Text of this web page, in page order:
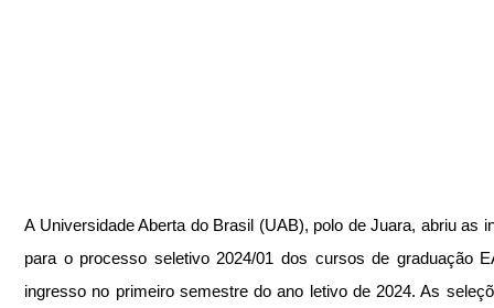
A Universidade Aberta do Brasil (UAB), polo de Juara, abriu as
para o processo seletivo 2024/01 dos cursos de graduação
ingresso no primeiro semestre do ano letivo de 2024. As